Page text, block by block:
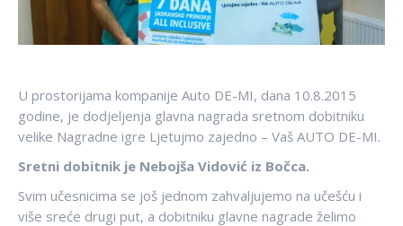
U prostorijama kompanije Auto DE-MI, dana 10.8.2015
godine, je dodjeljenja glavna nagrada sretnom dobitniku
velike Nagradne igre Ljetujmo zajedno – Vaš AUTO DE-MI.
Sretni dobitnik je Nebojša Vidović iz Bočca.
Svim učesnicima se još jednom zahvaljujemo na učešću i
više sreće drugi put, a dobitniku glavne nagrade želimo